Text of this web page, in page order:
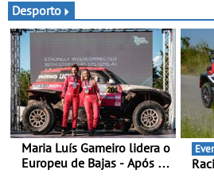
inovação
Desporto
Maria Luís Gameiro lidera o
Europeu de Bajas - Após a